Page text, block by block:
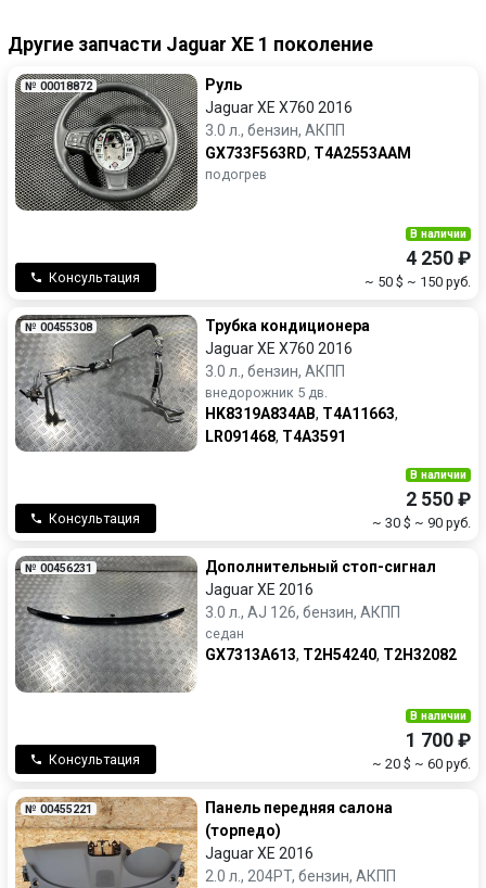
Другие запчасти Jaguar XE 1 поколение
№ 00018872
Руль
Jaguar XE X760 2016
3.0 л., бензин, АКПП
GX733F563RD, T4A2553AAM
подогрев
Консультация
В наличии
4 250 ₽
~ 50 $ ~ 150 руб.
№ 00455308
Трубка кондиционера
Jaguar XE X760 2016
3.0 л., бензин, АКПП
внедорожник 5 дв.
HK8319A834AB, T4A11663,
LR091468, T4A3591
Консультация
В наличии
2 550 ₽
~ 30 $ ~ 90 руб.
№ 00456231
Дополнительный стоп-сигнал
Jaguar XE 2016
3.0 л., AJ 126, бензин, АКПП
седан
GX7313A613, T2H54240, T2H32082
Консультация
В наличии
1 700 ₽
~ 20 $ ~ 60 руб.
№ 00455221
Панель передняя салона
(торпедо)
Jaguar XE 2016
2.0 л., 204PT, бензин, АКПП